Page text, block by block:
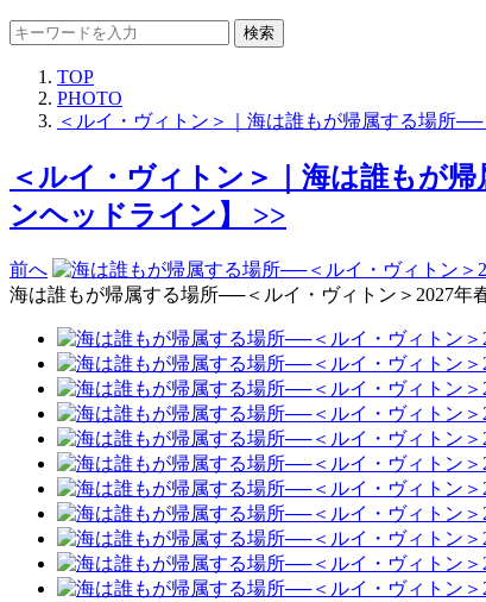
検索
TOP
PHOTO
＜ルイ・ヴィトン＞｜海は誰もが帰属する場所
＜ルイ・ヴィトン＞｜海は誰もが
ンヘッドライン】 >>
前へ
海は誰もが帰属する場所──＜ルイ・ヴィトン＞2027